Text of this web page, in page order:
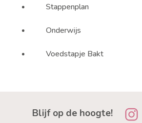
Stappenplan
Onderwijs
Voedstapje Bakt
Blijf op de hoogte!